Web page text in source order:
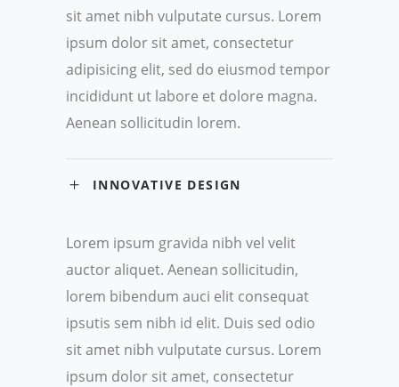
sit amet nibh vulputate cursus. Lorem
ipsum dolor sit amet, consectetur
adipisicing elit, sed do eiusmod tempor
incididunt ut labore et dolore magna.
Aenean sollicitudin lorem.
INNOVATIVE DESIGN
Lorem ipsum gravida nibh vel velit
auctor aliquet. Aenean sollicitudin,
lorem bibendum auci elit consequat
ipsutis sem nibh id elit. Duis sed odio
sit amet nibh vulputate cursus. Lorem
ipsum dolor sit amet, consectetur